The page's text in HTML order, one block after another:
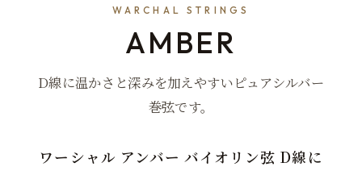
WARCHAL STRINGS
AMBER
D線に温かさと深みを加えやすいピュアシルバー
巻弦です。
ワーシャル アンバー バイオリン弦 D線に